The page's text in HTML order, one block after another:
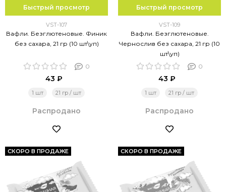
Быстрый просмотр
VST-107
Вафли. Безглютеновые. Финик
без сахара, 21 гр (10 шт\уп)
0
43 ₽
1 шт 21 гр / шт
Распродано
Быстрый просмотр
VST-109
Вафли. Безглютеновые.
Чернослив без сахара, 21 гр (10
шт\уп)
0
43 ₽
1 шт 21 гр / шт
Распродано
СКОРО В ПРОДАЖЕ СКОРО В ПРОДАЖЕ